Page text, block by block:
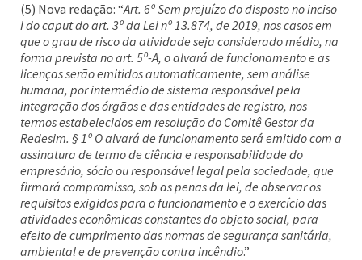
(5) Nova redação: “Art. 6º Sem prejuízo do disposto no inciso
I do caput do art. 3º da Lei nº 13.874, de 2019, nos casos em
que o grau de risco da atividade seja considerado médio, na
forma prevista no art. 5º-A, o alvará de funcionamento e as
licenças serão emitidos automaticamente, sem análise
humana, por intermédio de sistema responsável pela
integração dos órgãos e das entidades de registro, nos
termos estabelecidos em resolução do Comitê Gestor da
Redesim. § 1º O alvará de funcionamento será emitido com a
assinatura de termo de ciência e responsabilidade do
empresário, sócio ou responsável legal pela sociedade, que
firmará compromisso, sob as penas da lei, de observar os
requisitos exigidos para o funcionamento e o exercício das
atividades econômicas constantes do objeto social, para
efeito de cumprimento das normas de segurança sanitária,
ambiental e de prevenção contra incêndio.”